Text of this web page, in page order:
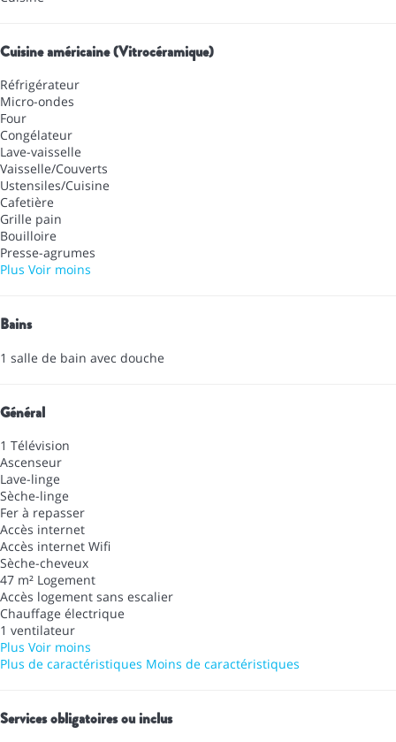
Cuisine américaine (Vitrocéramique)
Réfrigérateur
Micro-ondes
Four
Congélateur
Lave-vaisselle
Vaisselle/Couverts
Ustensiles/Cuisine
Cafetière
Grille pain
Bouilloire
Presse-agrumes
Plus Voir moins
Bains
1 salle de bain avec douche
Général
1 Télévision
Ascenseur
Lave-linge
Sèche-linge
Fer à repasser
Accès internet
Accès internet Wifi
Sèche-cheveux
47 m² Logement
Accès logement sans escalier
Chauffage électrique
1 ventilateur
Plus Voir moins
Plus de caractéristiques Moins de caractéristiques
Services obligatoires ou inclus